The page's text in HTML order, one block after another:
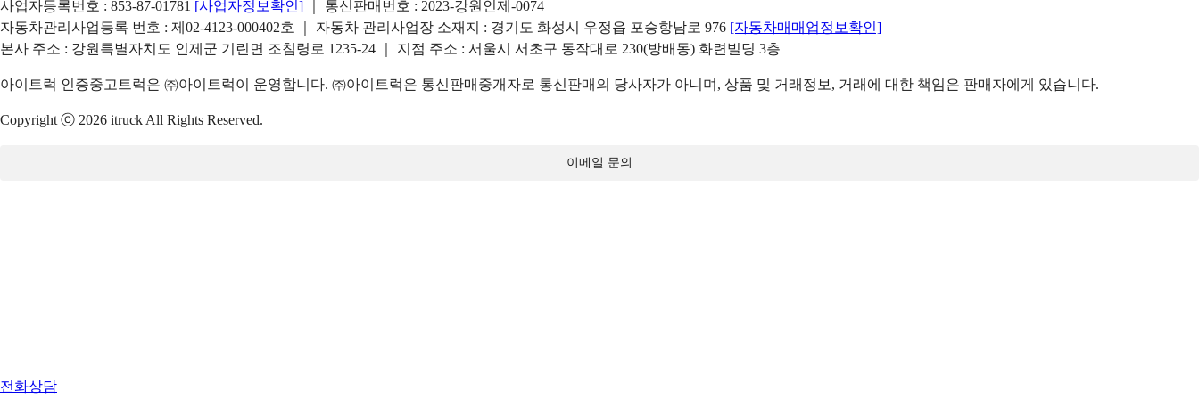
사업자등록번호 : 853-87-01781 [사업자정보확인]
｜ 통신판매번호 : 2023-강원인제-0074
자동차관리사업등록 번호 : 제02-4123-000402호 ｜ 자동차 관리사업장 소재지 : 경기도 화성시 우정읍 포승항남로 976 [자동차매매업정보확인]
본사 주소 : 강원특별자치도 인제군 기린면 조침령로 1235-24 ｜ 지점 주소 : 서울시 서초구 동작대로 230(방배동) 화련빌딩 3층
아이트럭 인증중고트럭은 ㈜아이트럭이 운영합니다. ㈜아이트럭은 통신판매중개자로 통신판매의 당사자가 아니며, 상품 및 거래정보, 거래에 대한 책임은 판매자에게 있습니다.
Copyright ⓒ 2026 itruck All Rights Reserved.
이메일 문의
전화상담